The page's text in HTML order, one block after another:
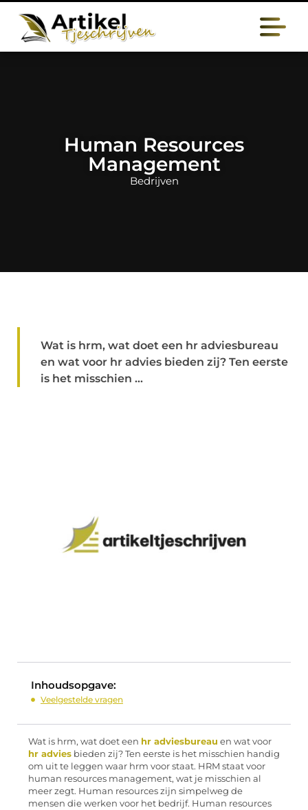
Human Resources
Management
Bedrijven
Wat is hrm, wat doet een hr adviesbureau
en wat voor hr advies bieden zij? Ten eerste
is het misschien ...
Inhoudsopgave:
Veelgestelde vragen
Wat is hrm, wat doet een hr adviesbureau en wat voor
hr advies bieden zij? Ten eerste is het misschien handig
om uit te leggen waar hrm voor staat. HRM staat voor
human resources management, wat je misschien al
meer zegt. Human resources zijn simpelweg de
mensen die werken voor het bedrijf. Human resources